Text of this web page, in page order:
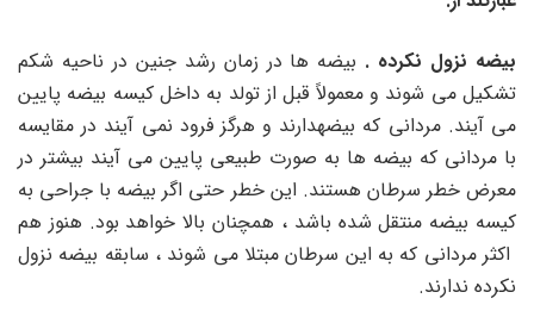
بیضه نزول نکرده . بیضه ها در زمان رشد جنین در ناحیه شکم
تشکیل می شوند و معمولاً قبل از تولد به داخل کیسه بیضه پایین
می آیند. مردانی که بیضهدارند و هرگز فرود نمی آیند در مقایسه
با مردانی که بیضه ها به صورت طبیعی پایین می آیند بیشتر در
معرض خطر سرطان هستند. این خطر حتی اگر بیضه با جراحی به
کیسه بیضه منتقل شده باشد ، همچنان بالا خواهد بود. هنوز هم
اکثر مردانی که به این سرطان مبتلا می شوند ، سابقه بیضه نزول
نکرده ندارند.